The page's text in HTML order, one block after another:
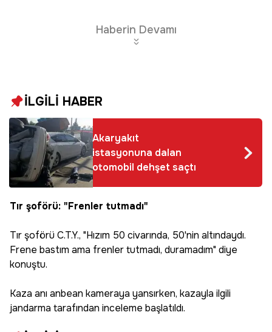
Haberin Devamı
İLGİLİ HABER
Akaryakıt
istasyonuna dalan
otomobil dehşet saçtı
Tır şoförü: "Frenler tutmadı"
Tır şoförü C.T.Y., "Hızım 50 civarında, 50'nin altındaydı.
Frene bastım ama frenler tutmadı, duramadım" diye
konuştu.
Kaza anı anbean kameraya yansırken, kazayla ilgili
jandarma tarafından inceleme başlatıldı.